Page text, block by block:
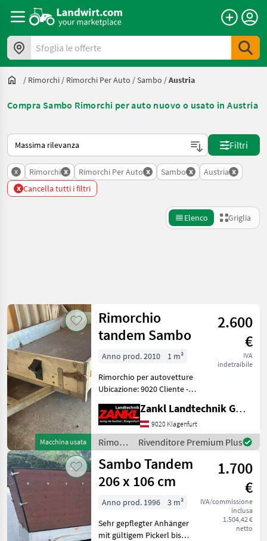
Sfoglia le offerte
/ Rimorchi / Rimorchi Per Auto /Sambo /Austria
Compra Sambo Rimorchi per auto nuovo o usato in Austria
Ecco come viene ordinato su Landwirt.com
Filtri
x Rimorchi x Rimorchi Per Auto x Sambo x Austria x
x Cancella tutti i filtri
Elenco Griglia
ricerca
Categoria 4 Paese 1 Filtri
PERCORSO
ATTUALE
Settore
agricolo
Rimorchi
Rimorchi
Per Auto
Sambo
SCEGLI
CATEGORIA
Sambo
Reimposta
Mostra
3
risultati
Macchina usata
Rimorchio
tandem Sambo
2.600
€
IVA
indetraibile
Anno prod. 2010
1 m³
Rimorchio per autovetture
Ubicazione: 9020 Cliente -
massimo ammesso: 2.000
kg - Perizia ai sensi del §57
in corso di validità - Vendita
da
Zankl Landtechnik GmbH
9020 Klagenfurt
Rimorchi
/
Sambo
Rivenditore Premium Plus
Sambo Tandem
206 x 106 cm
1.700
€
IVA/commissione
inclusa
1.504,42 €
netto
Anno prod. 1996
3 m³
Sehr gepflegter Anhänger
mit gültigem Pickerl bis